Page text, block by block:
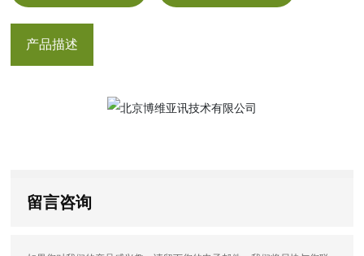
产品描述
留言咨询